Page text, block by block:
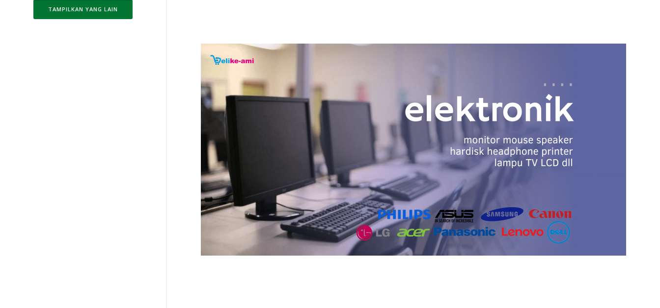
TAMPILKAN YANG LAIN